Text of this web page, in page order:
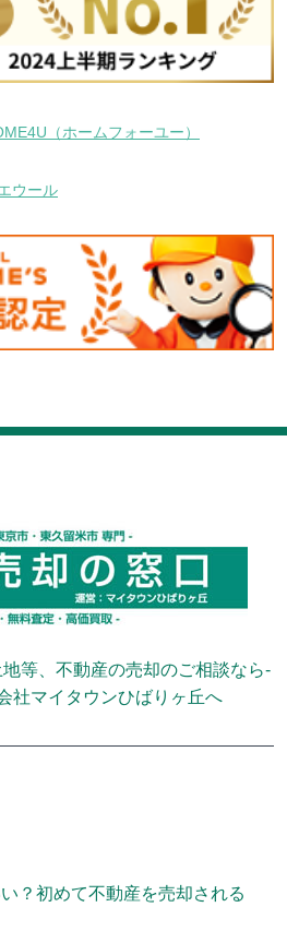
等、不動産の売却のご相談なら-
社マイタウンひばりヶ丘へ
？初めて不動産を売却される